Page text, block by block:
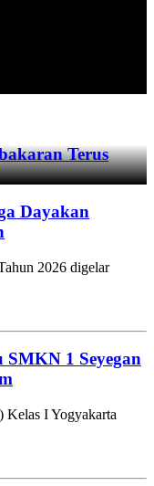
Terus
Dayakan
2026 digelar
1 Seyegan
Kelas I Yogyakarta